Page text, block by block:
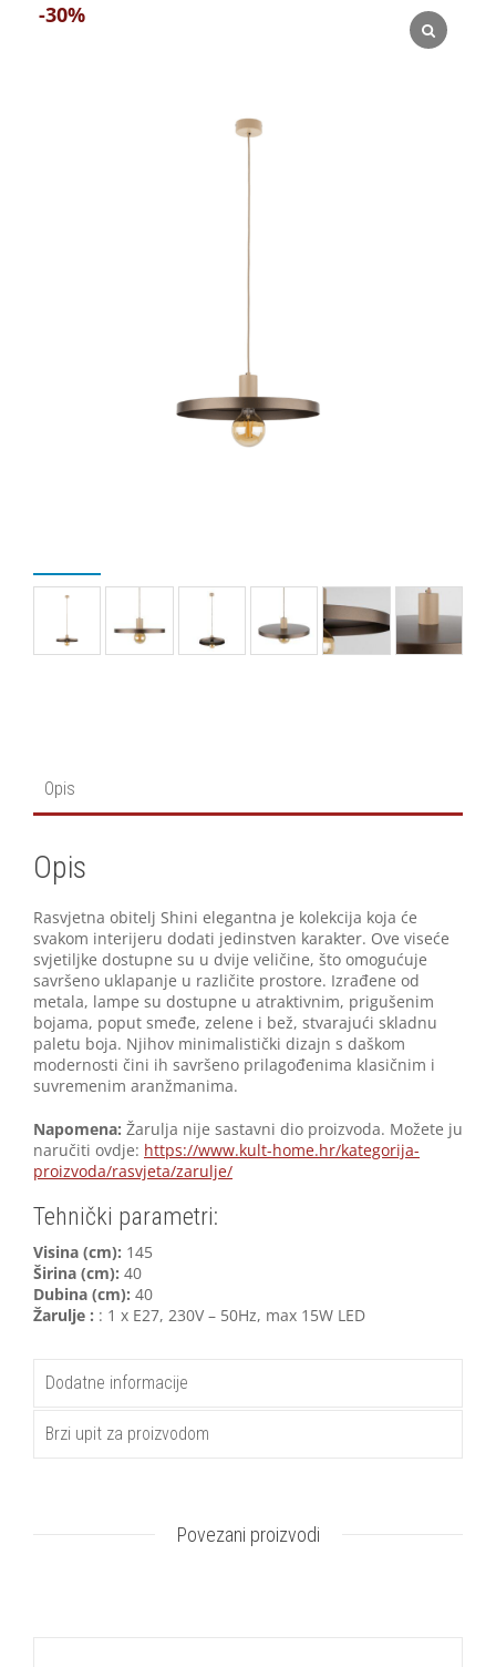
-30%
Opis
Opis
Rasvjetna obitelj Shini elegantna je kolekcija koja će
svakom interijeru dodati jedinstven karakter. Ove viseće
svjetiljke dostupne su u dvije veličine, što omogućuje
savršeno uklapanje u različite prostore. Izrađene od
metala, lampe su dostupne u atraktivnim, prigušenim
bojama, poput smeđe, zelene i bež, stvarajući skladnu
paletu boja. Njihov minimalistički dizajn s daškom
modernosti čini ih savršeno prilagođenima klasičnim i
suvremenim aranžmanima.
Napomena: Žarulja nije sastavni dio proizvoda. Možete ju
naručiti ovdje: https://www.kult-home.hr/kategorija-
proizvoda/rasvjeta/zarulje/
Tehnički parametri:
Visina (cm): 145
Širina (cm): 40
Dubina (cm): 40
Žarulje : : 1 x E27, 230V – 50Hz, max 15W LED
Dodatne informacije
Brzi upit za proizvodom
Povezani proizvodi